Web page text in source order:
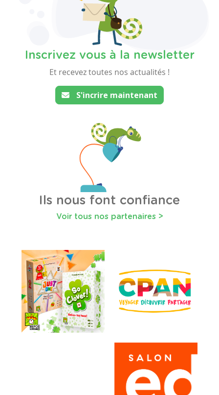
Inscrivez vous à la newsletter
Et recevez toutes nos actualités !
S'incrire maintenant
Ils nous font confiance
Voir tous nos partenaires >